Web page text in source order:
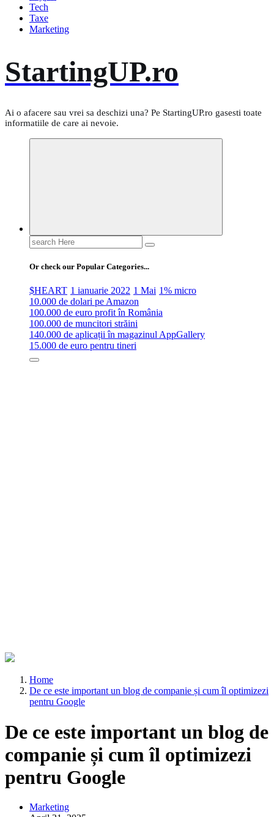
Tech
Taxe
Marketing
StartingUP.ro
Ai o afacere sau vrei sa deschizi una? Pe StartingUP.ro gasesti toate
informatiile de care ai nevoie.
Search
for:
Or check our Popular Categories...
$HEART 1 ianuarie 2022 1 Mai 1% micro
10.000 de dolari pe Amazon
100.000 de euro profit în România
100.000 de muncitori străini
140.000 de aplicații în magazinul AppGallery
15.000 de euro pentru tineri
Home
De ce este important un blog de companie și cum îl optimizezi
pentru Google
De ce este important un blog de
companie și cum îl optimizezi
pentru Google
Marketing